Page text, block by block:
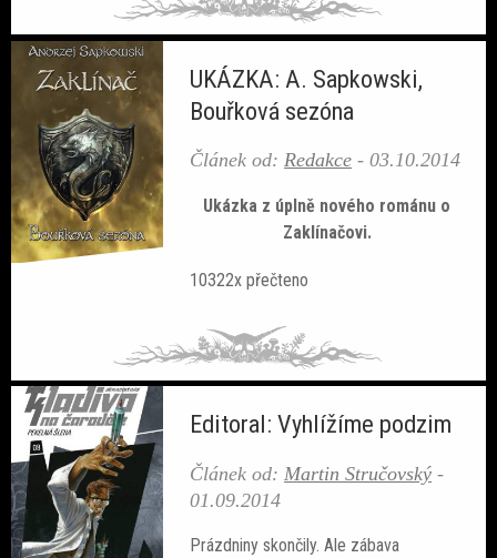
UKÁZKA: A. Sapkowski,
Bouřková sezóna
Článek od:Redakce -03.10.2014
Ukázka z úplně nového románu o
Zaklínačovi.
10322x přečteno
Editoral: Vyhlížíme podzim
Článek od: Martin Stručovský -
01.09.2014
Prázdniny skončily. Ale zábava